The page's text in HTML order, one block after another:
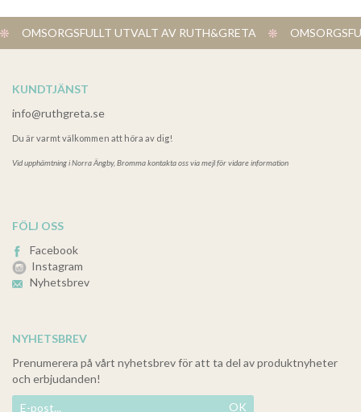
OMSORGSFULLT UTVALT AV RUTH&GRETA
KUNDTJÄNST
info@ruthgreta.se
Du är varmt välkommen att höra av dig!
Vid upphämtning iNorra Ängby, Bromma kontakta oss via mejl för vidare information
FÖLJ OSS
Facebook
Instagram
Nyhetsbrev
NYHETSBREV
Prenumerera på vårt nyhetsbrev för att ta del av produktnyheter
och erbjudanden!
OK